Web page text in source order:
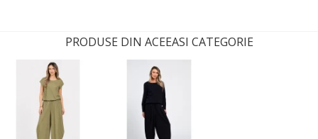
PRODUSE DIN ACEEASI CATEGORIE